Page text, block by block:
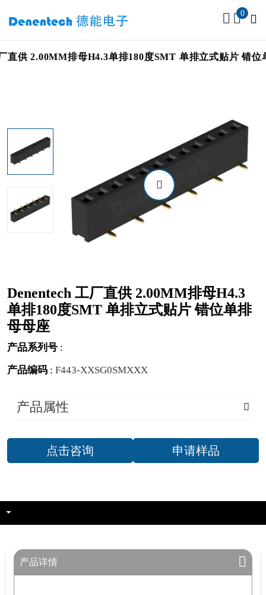
0
2.00MM排母H4.3单排180度SMT 单排立式贴片 错位单排
Denentech 工厂直供 2.00MM排母H4.3
单排180度SMT 单排立式贴片 错位单排
母母座
产品系列号 :
产品编码 : F443-XXSG0SMXXX
产品属性
点击咨询 申请样品
产品详情